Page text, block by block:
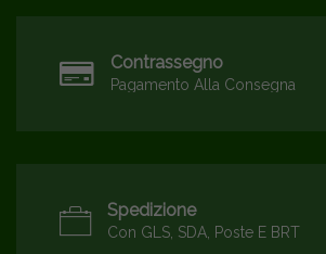
Contrassegno
Pagamento Alla Consegna
Spedizione
Con GLS, SDA, Poste E BRT